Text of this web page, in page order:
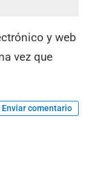
y web
vez que
Enviar comentario